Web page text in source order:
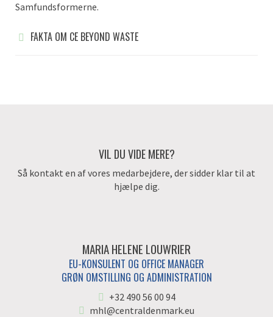
Samfundsformerne.
FAKTA OM CE BEYOND WASTE
VIL DU VIDE MERE?
Så kontakt en af vores medarbejdere, der sidder klar til at
hjælpe dig.
MARIA HELENE LOUWRIER
EU-KONSULENT OG OFFICE MANAGER
GRØN OMSTILLING OG ADMINISTRATION
+32 490 56 00 94
mhl@centraldenmark.eu